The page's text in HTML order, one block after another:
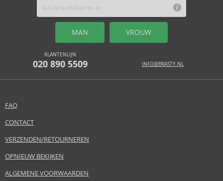
MAN VROUW
KLANTENLIJN
020 890 5509 INFO@BRASTY.NL
FAQ
CONTACT
VERZENDEN/RETOURNEREN
OPNIEUW BEKIJKEN
ALGEMENE VOORWAARDEN